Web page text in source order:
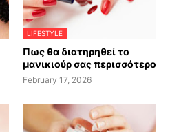
LIFESTYLE
Πως θα διατηρηθεί το
μανικιούρ σας περισσότερο
February 17, 2026